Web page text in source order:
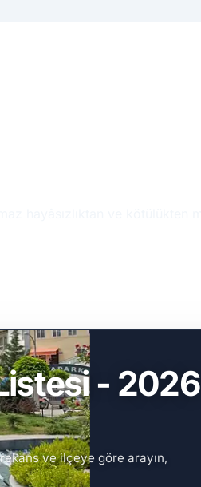
- 2026
ve ilçeye göre arayın,